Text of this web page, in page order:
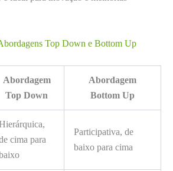
Top Down e Bottom Up
Abordagem
Top Down
Abordagem
Bottom Up
cima para
Participativa, de
baixo para cima